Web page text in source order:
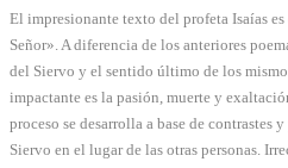
El impresionante texto del profeta Isaías
Señor». A diferencia de los anteriores
del Siervo y el sentido último de los
impactante es la pasión, muerte y
proceso se desarrolla a base de contrastes
Siervo en el lugar de las otras personas.